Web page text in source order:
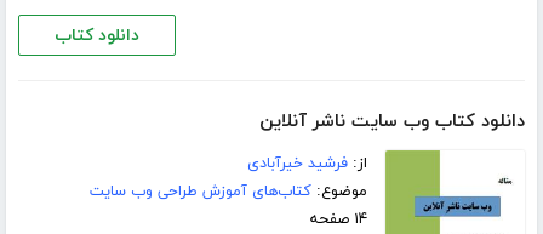
دانلود کتاب
دانلود کتاب وب ‌سایت ناشر آنلاین
از:فرشید خیرآبادی
موضوع:کتاب‌های آموزش طراحی وب سایت
۱۴ صفحه